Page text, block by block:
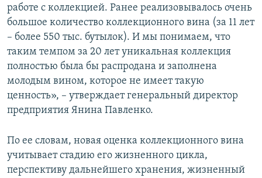
работе с коллекцией. Ранее реализовывалось очень
большое количество коллекционного вина (за 11 лет
– более 550 тыс. бутылок). И мы понимаем, что
таким темпом за 20 лет уникальная коллекция
полностью была бы распродана и заполнена
молодым вином, которое не имеет такую
ценность», – утверждает генеральный директор
предприятия Янина Павленко.
По ее словам, новая оценка коллекционного вина
учитывает стадию его жизненного цикла,
перспективу дальнейшего хранения, жизненный